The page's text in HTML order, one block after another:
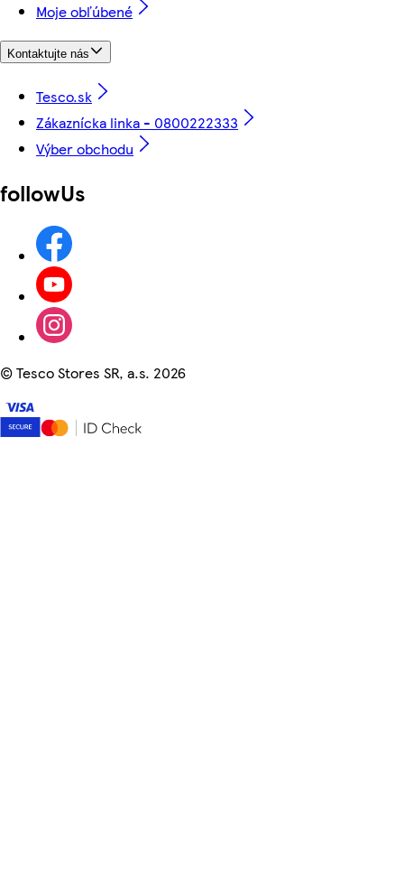
Moje obľúbené
Kontaktujte nás
Tesco.sk
Zákaznícka linka - 0800222333
Výber obchodu
followUs
©Tesco Stores SR, a.s. 2026